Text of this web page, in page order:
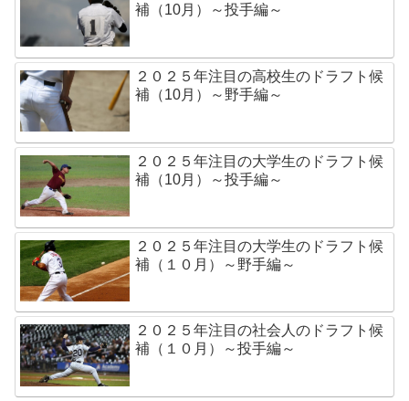
補（10月）～投手編～
２０２５年注目の高校生のドラフト候
補（10月）～野手編～
２０２５年注目の大学生のドラフト候
補（10月）～投手編～
２０２５年注目の大学生のドラフト候
補（１０月）～野手編～
２０２５年注目の社会人のドラフト候
補（１０月）～投手編～